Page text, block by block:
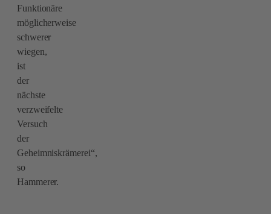
Funktionäre
möglicherweise
schwerer
wiegen,
ist
der
nächste
verzweifelte
Versuch
der
Geheimniskrämerei“,
so
Hammerer.